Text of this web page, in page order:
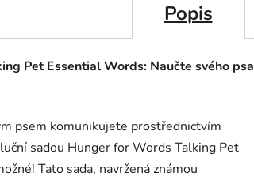
Popis
Pet Essential Words: Naučte svého psa
psem komunikujete prostřednictvím
sadou Hunger for Words Talking Pet
Tato sada, navržená známou